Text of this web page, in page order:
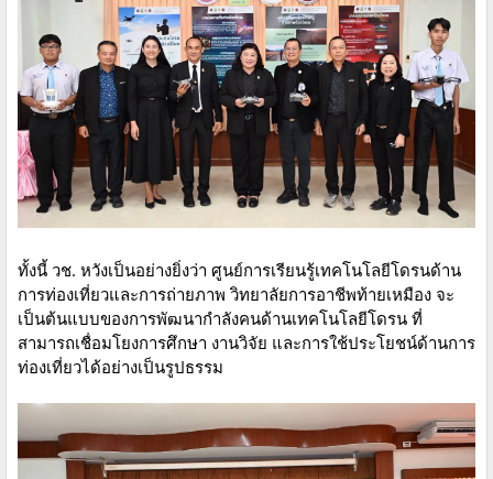
ทั้งนี้ วช. หวังเป็นอย่างยิ่งว่า ศูนย์การเรียนรู้เทคโนโลยีโดรนด้าน
การท่องเที่ยวและการถ่ายภาพ วิทยาลัยการอาชีพท้ายเหมือง จะ
เป็นต้นแบบของการพัฒนากำลังคนด้านเทคโนโลยีโดรน ที่
สามารถเชื่อมโยงการศึกษา งานวิจัย และการใช้ประโยชน์ด้านการ
ท่องเที่ยวได้อย่างเป็นรูปธรรม